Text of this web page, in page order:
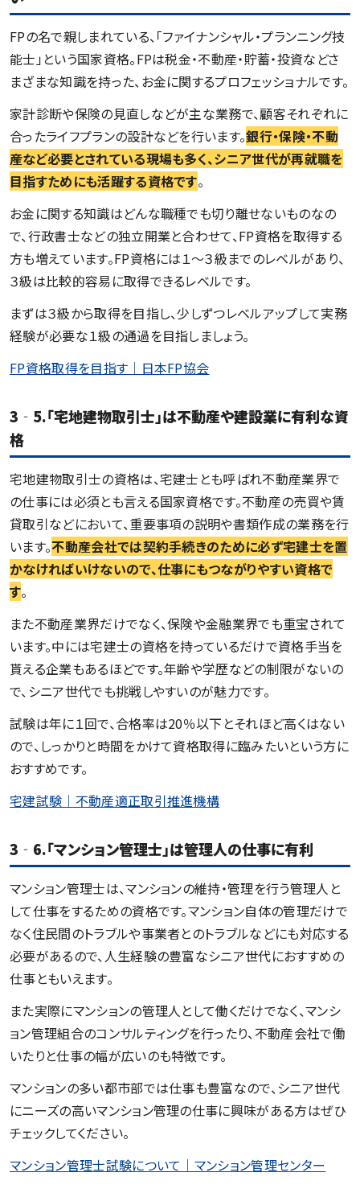
FPの名で親しまれている、「ファイナンシャル・プランニング技
能士」という国家資格。FPは税金・不動産・貯蓄・投資などさ
まざまな知識を持った、お金に関するプロフェッショナルです。
家計診断や保険の見直しなどが主な業務で、顧客それぞれに
合ったライフプランの設計などを行います。銀行・保険・不動
産など必要とされている現場も多く、シニア世代が再就職を
目指すためにも活躍する資格です。
お金に関する知識はどんな職種でも切り離せないものなの
で、行政書士などの独立開業と合わせて、FP資格を取得する
方も増えています。FP資格には１～３級までのレベルがあり、
３級は比較的容易に取得できるレベルです。
まずは３級から取得を目指し、少しずつレベルアップして実務
経験が必要な１級の通過を目指しましょう。
FP資格取得を目指す｜日本FP協会
3‐5.「宅地建物取引士」は不動産や建設業に有利な資
格
宅地建物取引士の資格は、宅建士とも呼ばれ不動産業界で
の仕事には必須とも言える国家資格です。不動産の売買や賃
貸取引などにおいて、重要事項の説明や書類作成の業務を行
います。不動産会社では契約手続きのために必ず宅建士を置
かなければいけないので、仕事にもつながりやすい資格で
す。
また不動産業界だけでなく、保険や金融業界でも重宝されて
います。中には宅建士の資格を持っているだけで資格手当を
貰える企業もあるほどです。年齢や学歴などの制限がないの
で、シニア世代でも挑戦しやすいのが魅力です。
試験は年に１回で、合格率は20％以下とそれほど高くはない
ので、しっかりと時間をかけて資格取得に臨みたいという方に
おすすめです。
宅建試験｜不動産適正取引推進機構
3‐6.「マンション管理士」は管理人の仕事に有利
マンション管理士は、マンションの維持・管理を行う管理人と
して仕事をするための資格です。マンション自体の管理だけで
なく住民間のトラブルや事業者とのトラブルなどにも対応する
必要があるので、人生経験の豊富なシニア世代におすすめの
仕事ともいえます。
また実際にマンションの管理人として働くだけでなく、マンシ
ョン管理組合のコンサルティングを行ったり、不動産会社で働
いたりと仕事の幅が広いのも特徴です。
マンションの多い都市部では仕事も豊富なので、シニア世代
にニーズの高いマンション管理の仕事に興味がある方はぜひ
チェックしてください。
マンション管理士試験について｜マンション管理センター